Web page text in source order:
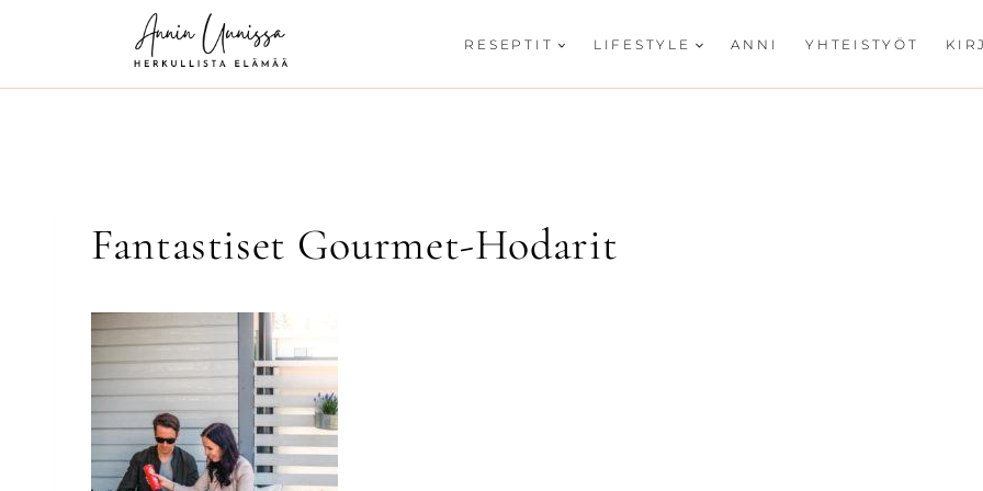
RESEPTIT LIFESTYLE ANNI YHTEISTYÖT
Fantastiset Gourmet-Hodarit